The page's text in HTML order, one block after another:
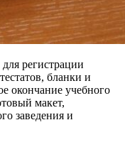
регистрации
бланки и
окончание учебного
макет,
заведения и